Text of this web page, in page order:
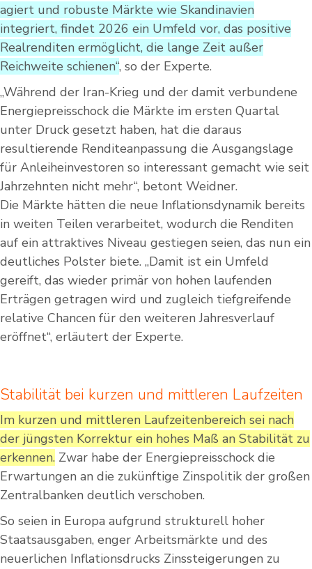
agiert und robuste Märkte wie Skandinavien
integriert, findet 2026 ein Umfeld vor, das positive
Realrenditen ermöglicht, die lange Zeit außer
Reichweite schienen“, so der Experte.
„Während der Iran-Krieg und der damit verbundene
Energiepreisschock die Märkte im ersten Quartal
unter Druck gesetzt haben, hat die daraus
resultierende Renditeanpassung die Ausgangslage
für Anleiheinvestoren so interessant gemacht wie seit
Jahrzehnten nicht mehr“, betont Weidner.
Die Märkte hätten die neue Inflationsdynamik bereits
in weiten Teilen verarbeitet, wodurch die Renditen
auf ein attraktives Niveau gestiegen seien, das nun ein
deutliches Polster biete. „Damit ist ein Umfeld
gereift, das wieder primär von hohen laufenden
Erträgen getragen wird und zugleich tiefgreifende
relative Chancen für den weiteren Jahresverlauf
eröffnet“, erläutert der Experte.
Stabilität bei kurzen und mittleren Laufzeiten
Im kurzen und mittleren Laufzeitenbereich sei nach
der jüngsten Korrektur ein hohes Maß an Stabilität zu
erkennen. Zwar habe der Energiepreisschock die
Erwartungen an die zukünftige Zinspolitik der großen
Zentralbanken deutlich verschoben.
So seien in Europa aufgrund strukturell hoher
Staatsausgaben, enger Arbeitsmärkte und des
neuerlichen Inflationsdrucks Zinssteigerungen zu